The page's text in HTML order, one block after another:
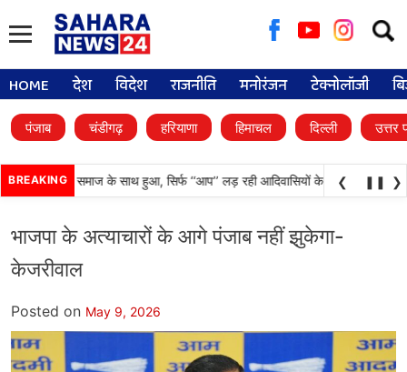
for:
HOME देश विदेश राजनीति मनोरंजन टेक्नोलॉजी
पंजाब चंडीगढ़ हरियाणा हिमाचल दिल्ली उत्तर
BREAKING
आदिवासी समाज के साथ हुआ, सिर्फ ‘‘आप’’ लड़ रही आदिवासियों के अधिकारों की लड़ाई-
❮ ❚❚ ❯
भाजपा के अत्याचारों के आगे पंजाब नहीं झुकेगा-
केजरीवाल
Posted on May 9, 2026